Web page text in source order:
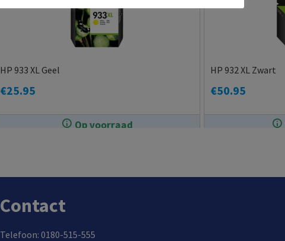
Op voorraad
HP 933 XL Geel
€25.95
HP 932 XL Zwart
€50.95
Contact
Telefoon: 0180-515-555